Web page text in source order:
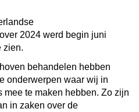
2024 werd begin juni
zien.
behandelen hebben
onderwerpen waar wij in
te maken hebben. Zo zijn
in zaken over de